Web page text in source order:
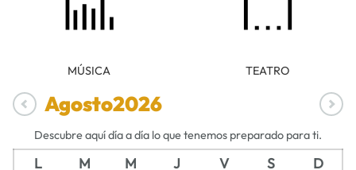
MÚSICA TEATRO
Agosto2026
Descubre aquí día a día lo que tenemos preparado para ti.
L M M J V S D